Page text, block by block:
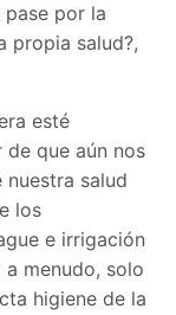
pase por la
propia salud?,
esté
que aún nos
salud
los
e irrigación
menudo, solo
higiene de la